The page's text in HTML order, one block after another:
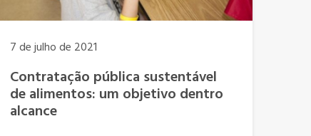
7 de julho de 2021
Contratação pública sustentável
de alimentos: um objetivo dentro
alcance